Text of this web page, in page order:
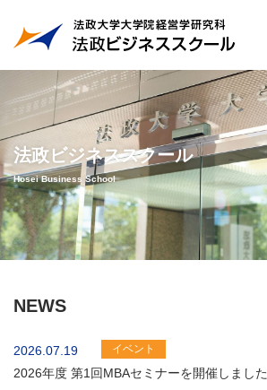
法政ビジネススクール
Hosei Business School
NEWS
2026.07.19 イベント
2026年度 第1回MBAセミナーを開催しました